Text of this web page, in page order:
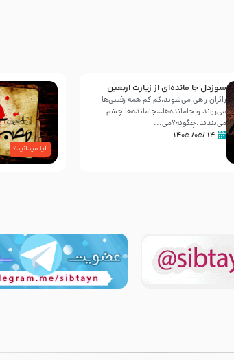
سوزدل جا مانده‌ای از زیارت اربعین
زائران راهی می‌شوند،کم‌ کم همه رفتنی‌ها
می‌روند و جامانده‌ها…جامانده‌ها چشم
می‌بندند.چگونه؟می‌...
۱۴ /۰۵/ ۱۴۰۵
آیا میدانید؟